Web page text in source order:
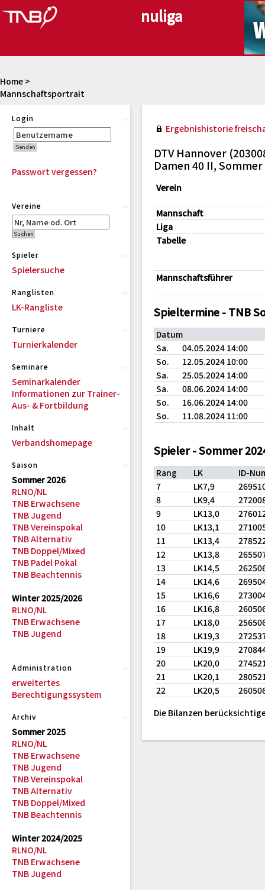
Mannschaftsportrait
Home >
Login
Passwort vergessen?
Vereine
Spieler
Spielersuche
Ranglisten
LK-Rangliste
Turniere
Turnierkalender
Seminare
Seminarkalender
Informationen zur Trainer-
Aus- & Fortbildung
Inhalt
Verbandshomepage
Saison
Sommer 2026
RLNO/NL
TNB Erwachsene
TNB Jugend
TNB Vereinspokal
TNB Alternativ
TNB Doppel/Mixed
TNB Padel Pokal
TNB Beachtennis
Winter 2025/2026
RLNO/NL
TNB Erwachsene
TNB Jugend
Administration
erweitertes
Berechtigungssystem
Archiv
Sommer 2025
RLNO/NL
TNB Erwachsene
TNB Jugend
TNB Vereinspokal
TNB Alternativ
TNB Doppel/Mixed
TNB Beachtennis
Winter 2024/2025
RLNO/NL
TNB Erwachsene
TNB Jugend
Ergebnishistorie
DTV Hannover
Damen 40 II, Sommer
Verein
Mannschaft
Liga
Tabelle
Mannschaftsführer
Spieltermine - TNB
Datum
Sa.
04.05.2024 14:00
So.
12.05.2024 10:00
Sa.
25.05.2024 14:00
Sa.
08.06.2024 14:00
So.
16.06.2024 14:00
So.
11.08.2024 11:00
Spieler - Sommer
Rang LK
ID-
7
LK7,9
8
LK9,4
9
LK13,0
10
LK13,1
11
LK13,4
12
LK13,8
13
LK14,5
14
LK14,6
15
LK16,6
16
LK16,8
17
LK18,0
18
LK19,3
19
LK19,9
20
LK20,0
21
LK20,1
22
LK20,5
Die Bilanzen